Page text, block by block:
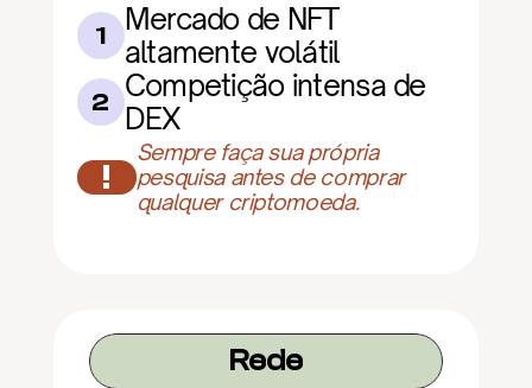
1
Mercado de NFT
altamente volátil
2 Competição intensa de
DEX
!
Sempre faça sua própria
pesquisa antes de comprar
qualquer criptomoeda.
Rede